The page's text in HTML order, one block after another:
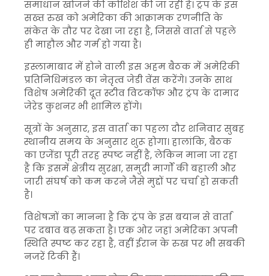
समाधान खोजने की कोशिश की जा रही है। ट्रंप के इस
सख्त रुख को अमेरिका की आक्रामक रणनीति के
संकेत के तौर पर देखा जा रहा है, जिससे वार्ता से पहले
ही माहौल और गर्म हो गया है।
इस्लामाबादमें होने वाली इस अहम बैठक में अमेरिकी
प्रतिनिधिमंडल का नेतृत्वजेडी वेंसकरेंगे। उनके साथ
विशेष अमेरिकी दूतस्टीव विटकॉफ और ट्रंप के दामाद
जेरेड कुशनर भी शामिल होंगे।
सूत्रों के अनुसार, इस वार्ता का पहला दौर शनिवार सुबह
स्थानीय समय के अनुसार शुरू होगा। हालांकि, बैठक
का एजेंडा पूरी तरह स्पष्ट नहीं है, लेकिन माना जा रहा
है कि इसमें क्षेत्रीय सुरक्षा, समुद्री मार्गों की बहाली और
जारी संघर्ष को कम करने जैसे मुद्दों पर चर्चा हो सकती
है।
विशेषज्ञों का मानना है कि ट्रंप के इस बयान से वार्ता
पर दबाव बढ़ सकता है। एक ओर जहां अमेरिका अपनी
स्थिति स्पष्ट कर रहा है, वहीं ईरान के रुख पर भी सबकी
नजरें टिकी हैं।